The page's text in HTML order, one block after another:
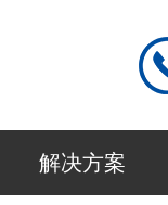
解决方案